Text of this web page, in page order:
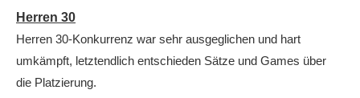
Herren 30
Herren 30-Konkurrenz war sehr ausgeglichen und hart
umkämpft, letztendlich entschieden Sätze und Games über
die Platzierung.